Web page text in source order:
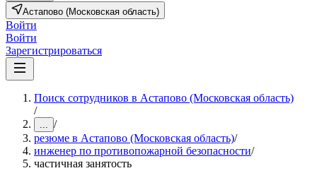
Астапово (Московская область)
Войти
Войти
Зарегистрироваться
Поиск сотрудников в Астапово (Московская область)
/
... /
резюме в Астапово (Московская область)/
инженер по противопожарной безопасности/
частичная занятость